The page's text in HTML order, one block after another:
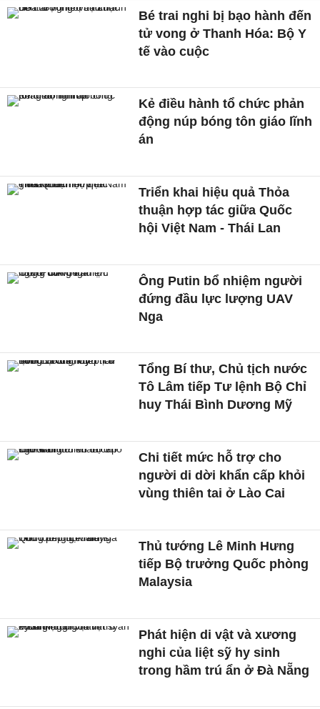
Bé trai nghi bị bạo hành đến
tử vong ở Thanh Hóa: Bộ Y
tế vào cuộc
Kẻ điều hành tổ chức phản
động núp bóng tôn giáo lĩnh
án
Triển khai hiệu quả Thỏa
thuận hợp tác giữa Quốc
hội Việt Nam - Thái Lan
Ông Putin bổ nhiệm người
đứng đầu lực lượng UAV
Nga
Tổng Bí thư, Chủ tịch nước
Tô Lâm tiếp Tư lệnh Bộ Chỉ
huy Thái Bình Dương Mỹ
Chi tiết mức hỗ trợ cho
người di dời khẩn cấp khỏi
vùng thiên tai ở Lào Cai
Thủ tướng Lê Minh Hưng
tiếp Bộ trưởng Quốc phòng
Malaysia
Phát hiện di vật và xương
nghi của liệt sỹ hy sinh
trong hầm trú ẩn ở Đà Nẵng